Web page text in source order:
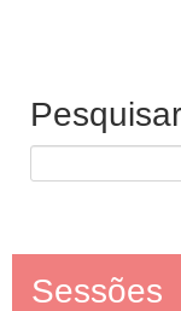
Sessões